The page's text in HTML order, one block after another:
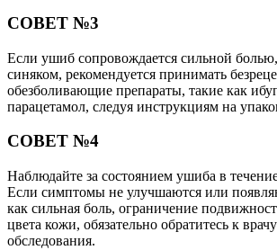
СОВЕТ №3
Если ушиб сопровождается сильной
синяком, рекомендуется принимать
обезболивающие препараты, такие как
парацетамол, следуя инструкциям на
СОВЕТ №4
Наблюдайте за состоянием ушиба в
Если симптомы не улучшаются или
как сильная боль, ограничение
цвета кожи, обязательно обратитесь к
обследования.